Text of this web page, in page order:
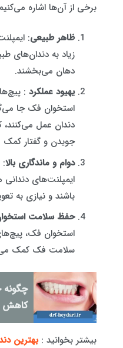
برخی از آن‌ها اشاره
ظاهر طبیعی:
زیاد به دندان‌های
دهان می‌بخشند.
یهیود عملکرد :
استخوان فک جا
دندان عمل می‌کنند،
جویدن و گفتار کمک
دوام و ماندگاری بالا:
ایمپلنت‌های دندانی
باشند و نیازی به
حفظ سلامت
استخوان فک،
سلامت فک کمک
چگونه
کاهش
بیشتر بخوانید : بهترین